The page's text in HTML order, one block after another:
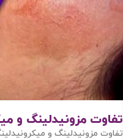
تفاوت مزونیدلینگ و
تفاوت مزونیدلینگ و